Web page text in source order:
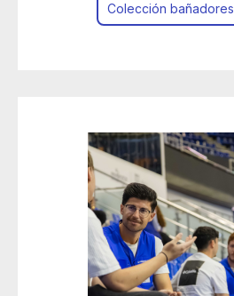
Colección bañadores